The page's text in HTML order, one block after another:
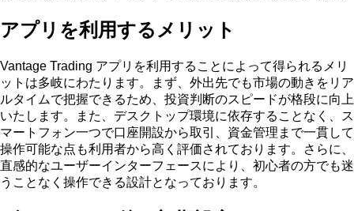
アプリを利用するメリット
Vantage Trading アプリを利用することによって得られるメリ
ットは多岐にわたります。まず、外出先でも市場の動きをリア
ルタイムで把握できるため、投資判断のスピードが格段に向上
いたします。また、デスクトップ環境に依存することなく、ス
マートフォン一つで口座開設から取引、資金管理まで一貫して
操作可能な点も利用者から高く評価されております。さらに、
直感的なユーザーインターフェースにより、初心者の方でも迷
うことなく操作できる設計となっております。